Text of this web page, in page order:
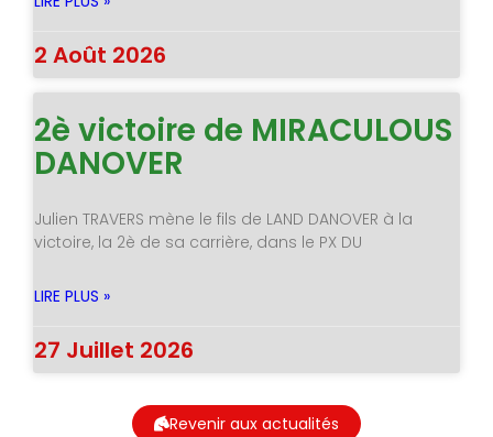
2 Août 2026
2è victoire de MIRACULOUS
DANOVER
Julien TRAVERS mène le fils de LAND DANOVER à la
victoire, la 2è de sa carrière, dans le PX DU
LIRE PLUS »
27 Juillet 2026
Revenir aux actualités